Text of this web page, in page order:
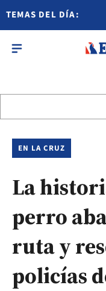
TEMAS DEL DÍA:
EN LA CRUZ
La
perro
ruta y
policías